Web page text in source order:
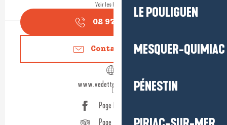
LE POULIGUEN
MESQUER-QUIMIAC
PÉNESTIN
Voir les horaires
02 97 63 15
Contactez-nous
www.vedettes-du-golfe.fr
Page Facebook
Page Tripadvisor